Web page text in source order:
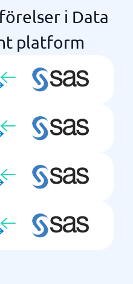
i Data
platform